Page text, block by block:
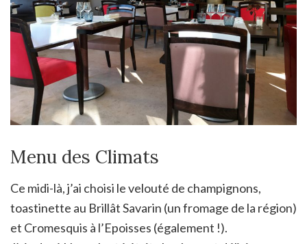
Menu des Climats
Ce midi-là, j’ai choisi le velouté de champignons,
toastinette au Brillât Savarin (un fromage de la région)
et Cromesquis à l’Epoisses (également !).